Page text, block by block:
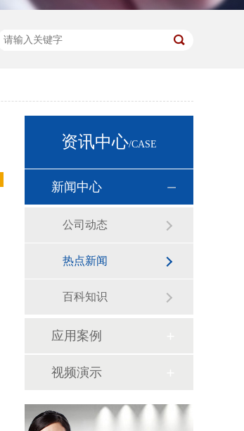
资讯中心/CASE
新闻中心
公司动态
热点新闻
百科知识
应用案例
视频演示